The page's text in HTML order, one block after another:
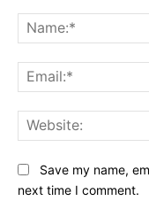
Save my name,
next time I comment.